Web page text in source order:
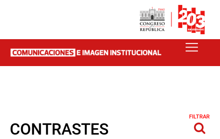
CONTRASTES
FILTRAR